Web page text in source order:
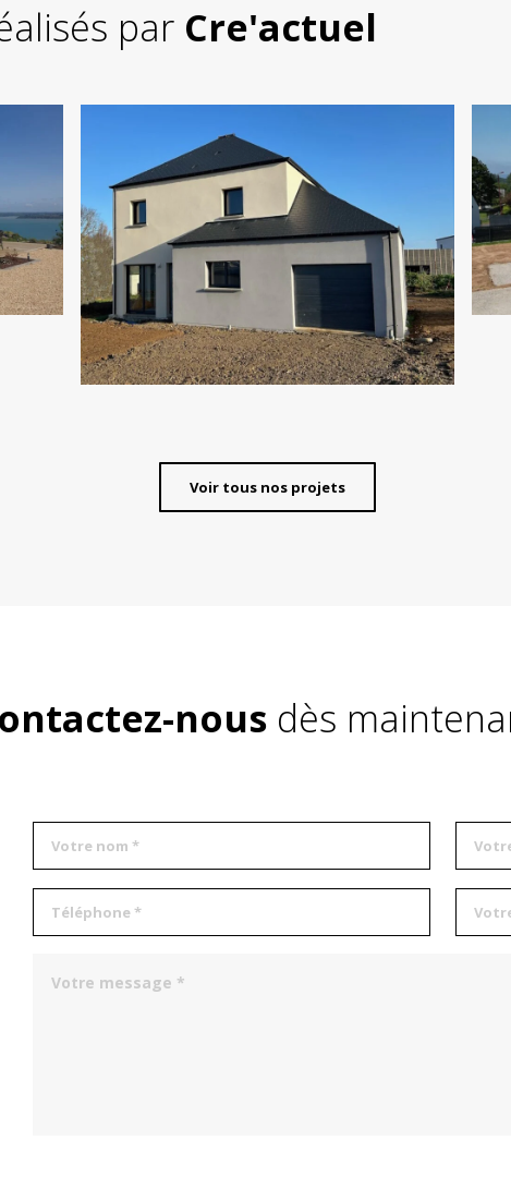
par Cre'actuel
Voir tous nos projets
nous dès